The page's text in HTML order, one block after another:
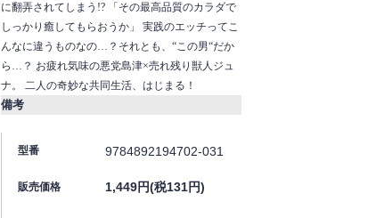
に翻弄されてしまう!? 「その最高品質のカラダで
しっかり癒してもらおうか」 実践のエッチってこ
んなに違うものなの…？それとも、“この男“だか
ら…？ お疲れ気味の悪党島津×売れ残り獣人ジュ
ナ。 二人の奇妙な共同生活、はじまる！
備考
型番 9784892194702-031
販売価格 1,449円(税131円)